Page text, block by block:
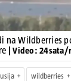
na Wildberries
| Video:
wildberries